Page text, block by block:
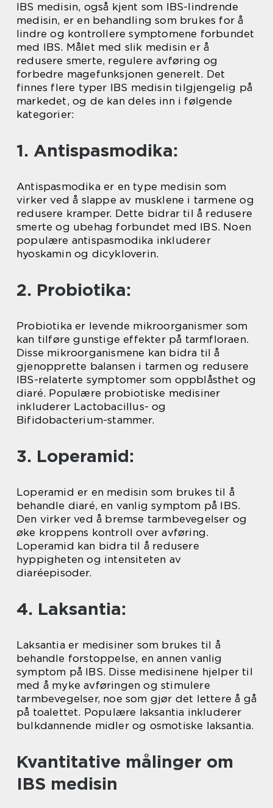
IBS medisin, også kjent som IBS-lindrende
medisin, er en behandling som brukes for å
lindre og kontrollere symptomene forbundet
med IBS. Målet med slik medisin er å
redusere smerte, regulere avføring og
forbedre magefunksjonen generelt. Det
finnes flere typer IBS medisin tilgjengelig på
markedet, og de kan deles inn i følgende
kategorier:
1. Antispasmodika:
Antispasmodika er en type medisin som
virker ved å slappe av musklene i tarmene og
redusere kramper. Dette bidrar til å redusere
smerte og ubehag forbundet med IBS. Noen
populære antispasmodika inkluderer
hyoskamin og dicykloverin.
2. Probiotika:
Probiotika er levende mikroorganismer som
kan tilføre gunstige effekter på tarmfloraen.
Disse mikroorganismene kan bidra til å
gjenopprette balansen i tarmen og redusere
IBS-relaterte symptomer som oppblåsthet og
diaré. Populære probiotiske medisiner
inkluderer Lactobacillus- og
Bifidobacterium-stammer.
3. Loperamid:
Loperamid er en medisin som brukes til å
behandle diaré, en vanlig symptom på IBS.
Den virker ved å bremse tarmbevegelser og
øke kroppens kontroll over avføring.
Loperamid kan bidra til å redusere
hyppigheten og intensiteten av
diaréepisoder.
4. Laksantia:
Laksantia er medisiner som brukes til å
behandle forstoppelse, en annen vanlig
symptom på IBS. Disse medisinene hjelper til
med å myke avføringen og stimulere
tarmbevegelser, noe som gjør det lettere å gå
på toalettet. Populære laksantia inkluderer
bulkdannende midler og osmotiske laksantia.
Kvantitative målinger om
IBS medisin